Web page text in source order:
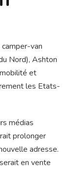
van
Nord), Ashton
et
les Etats-
médias
prolonger
adresse.
en vente